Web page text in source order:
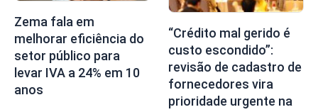
Zema fala em
melhorar eficiência do
setor público para
levar IVA a 24% em 10
anos
“Crédito mal gerido é
custo escondido”:
revisão de cadastro de
fornecedores vira
prioridade urgente na